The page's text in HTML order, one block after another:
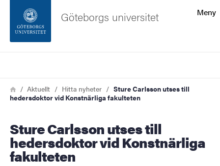
Sidfoten
Om webbplatsen
Meny
Göteborgs universitet
Länkstig
HemAktuellt Hitta nyheter
Sture Carlsson utses till
hedersdoktor vid Konstnärliga fakulteten
Sture Carlsson utses till
hedersdoktor vid Konstnärliga
fakulteten